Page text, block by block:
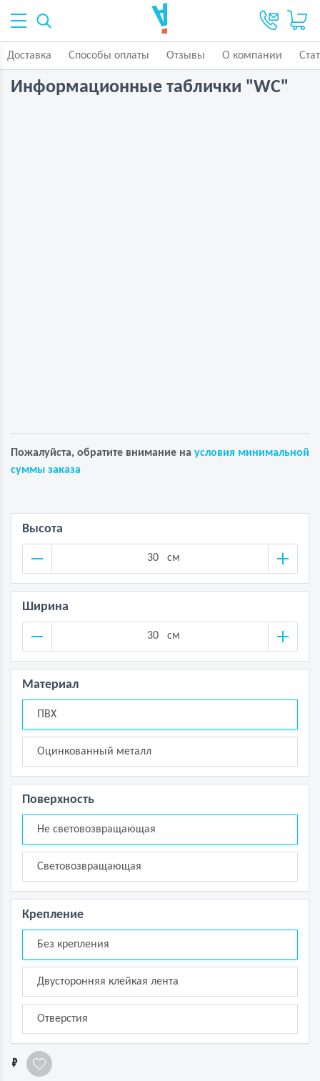
Доставка Способы оплаты Отзывы О компании
Информационные таблички "WС"
Пожалуйста, обратите внимание на условия минимальной
суммы заказа
Высота
см
Ширина
см
Материал
ПВХ
Оцинкованный металл
Поверхность
Не световозвращающая
Световозвращающая
Крепление
Без крепления
Двусторонняя клейкая лента
Отверстия
1